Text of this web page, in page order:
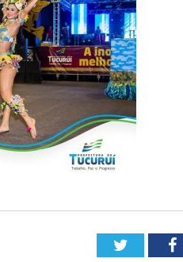
Twitter